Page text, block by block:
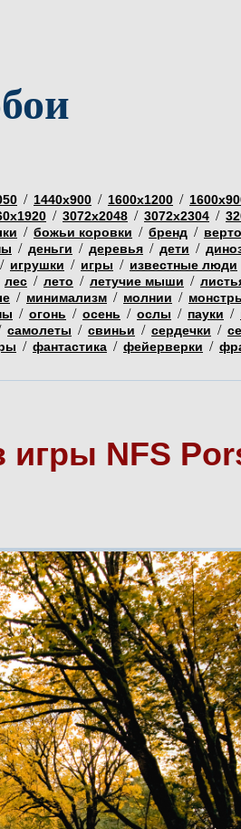
/ 1440х900 / 1600х1200 /
/ 3072х2048 / 3072х2304 /
/ божьи коровки / бренд /
/ деньги / деревья / дети /
/ игрушки / игры / известные люди
лес / лето / летучие мыши /
/ минимализм / молнии /
/ огонь / осень / ослы / пауки /
самолеты / свиньи / сердечки /
/ фантастика / фейерверки /
NFS